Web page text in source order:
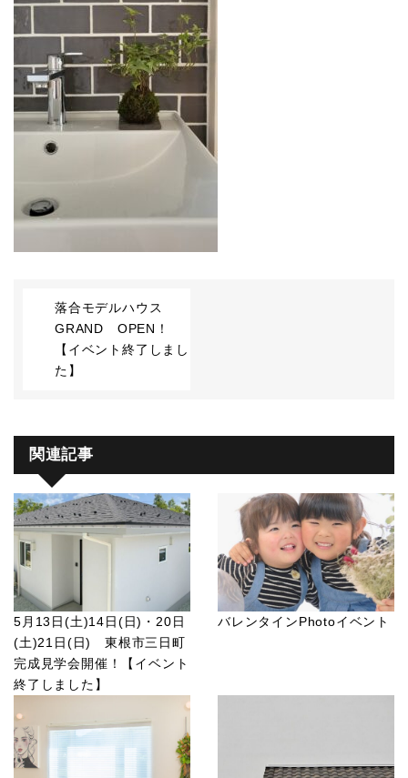
落合モデルハウス
GRAND OPEN！
【イベント終了しまし
た】
関連記事
5月13日(土)14日(日)・20日
(土)21日(日) 東根市三日町
完成見学会開催！【イベント
終了しました】
バレンタインPhotoイベント